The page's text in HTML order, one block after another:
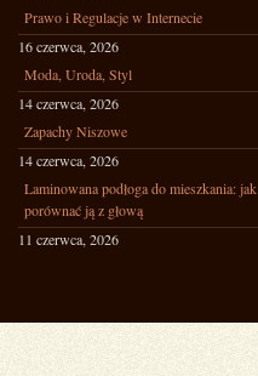
Prawo i Regulacje w Internecie
16 czerwca, 2026
Moda, Uroda, Styl
14 czerwca, 2026
Zapachy Niszowe
14 czerwca, 2026
Laminowana podłoga do mieszkania: jak
porównać ją z głową
11 czerwca, 2026